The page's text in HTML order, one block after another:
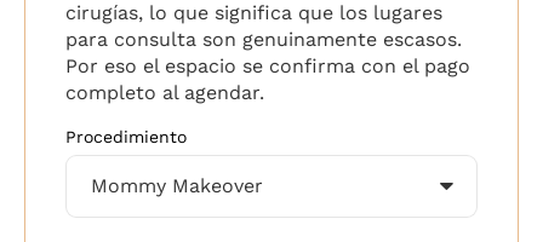
cirugías, lo que significa que los lugares
para consulta son genuinamente escasos.
Por eso el espacio se confirma con el pago
completo al agendar.
Procedimiento